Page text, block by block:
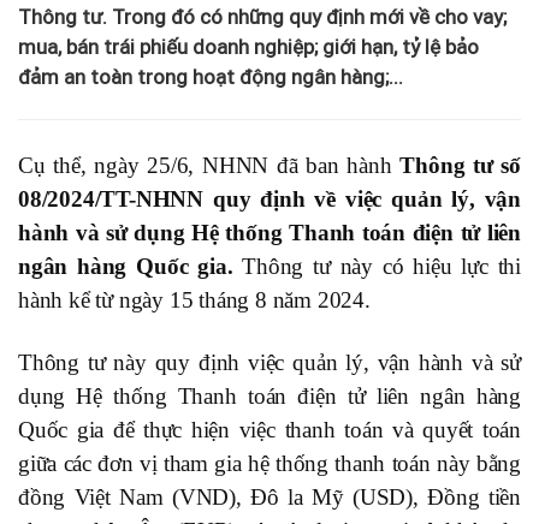
Thông tư. Trong đó có những quy định mới về cho vay;
mua, bán trái phiếu doanh nghiệp; giới hạn, tỷ lệ bảo
đảm an toàn trong hoạt động ngân hàng;...
Cụ thể, ngày 25/6, NHNN đã ban hànhThông tư số
08/2024/TT-NHNN quy định về việc quản lý, vận
hành và sử dụng Hệ thống Thanh toán điện tử liên
ngân hàng Quốc gia.Thông tư này có hiệu lực thi
hành kể từ ngày 15 tháng 8 năm 2024.
Thông tư này quy định việc quản lý, vận hành và sử
dụng Hệ thống Thanh toán điện tử liên ngân hàng
Quốc gia để thực hiện việc thanh toán và quyết toán
giữa các đơn vị tham gia hệ thống thanh toán này bằng
đồng Việt Nam (VND), Đô la Mỹ (USD), Đồng tiền